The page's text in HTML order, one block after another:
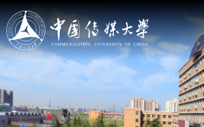
CUC の紹介
CUC憲章